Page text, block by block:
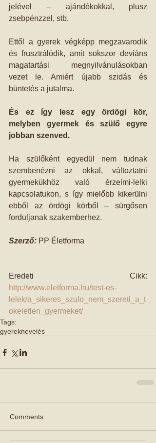
jelével – ajándékokkal, plusz
zsebpénzzel, stb.
Ettől a gyerek végképp megzavarodik
és frusztrálódik, amit sokszor deviáns
magatartási megnyilvánulásokban
vezet le. Amiért újabb szidás és
büntetés a jutalma.
És ez így lesz egy ördögi kör,
melyben gyermek és szülő egyre
jobban szenved.
Ha szülőként egyedül nem tudnak
szembenézni az okkal, változtatni
gyermekükhöz való érzelmi-lelki
kapcsolatukon, s így mielőbb kikerülni
ebből az ördögi körből – sürgősen
forduljanak szakemberhez.
Szerző: PP Életforma
http://www.eletforma.hu/test-es-
lelek/a_sikeres_szulo_nem_szereti_a_t
okeletlen_gyermeket/
Tags:
gyereknevelés
Comments